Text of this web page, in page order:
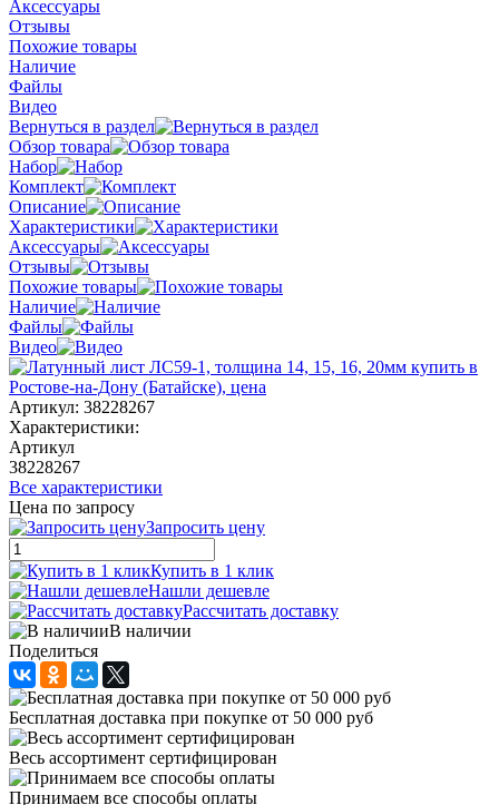
Аксессуары
Отзывы
Похожие товары
Наличие
Файлы
Видео
Вернуться в раздел
Обзор товара
Набор
Комплект
Описание
Характеристики
Аксессуары
Отзывы
Похожие товары
Наличие
Файлы
Видео
Артикул: 38228267
Характеристики:
Артикул
38228267
Все характеристики
Цена по запросу
Запросить цену
Купить в 1 клик
Нашли дешевле
Рассчитать доставку
В наличии
Поделиться
Бесплатная доставка при покупке от 50 000 руб
Весь ассортимент сертифицирован
Принимаем все способы оплаты